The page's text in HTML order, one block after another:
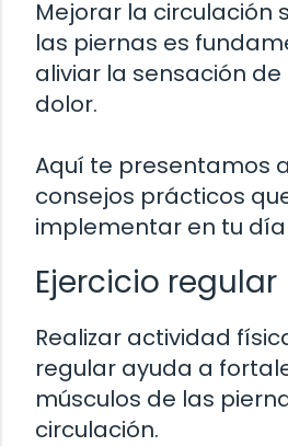
Mejorar la circulación
las piernas es
aliviar la sensación
dolor.
Aquí te presentamos
consejos prácticos
implementar en tu
Ejercicio regular
Realizar actividad
regular ayuda a
músculos de las
circulación.